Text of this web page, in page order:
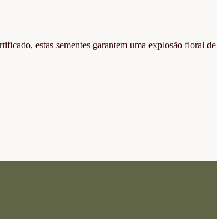
estas sementes garantem uma explosão floral